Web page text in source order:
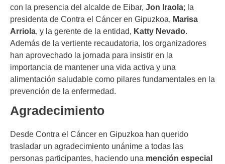
con la presencia del alcalde de Eibar, Jon Iraola; la
presidenta de Contra el Cáncer en Gipuzkoa, Marisa
Arriola, y la gerente de la entidad, Katty Nevado.
Además de la vertiente recaudatoria, los organizadores
han aprovechado la jornada para insistir en la
importancia de mantener una vida activa y una
alimentación saludable como pilares fundamentales en la
prevención de la enfermedad.
Agradecimiento
Desde Contra el Cáncer en Gipuzkoa han querido
trasladar un agradecimiento unánime a todas las
personas participantes, haciendo una mención especial